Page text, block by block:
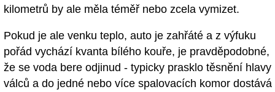
kilometrů by ale měla téměř nebo zcela vymizet.
Pokud je ale venku teplo, auto je zahřáté a z výfuku
pořád vychází kvanta bílého kouře, je pravděpodobné,
že se voda bere odjinud - typicky prasklo těsnění hlavy
válců a do jedné nebo více spalovacích komor dostává